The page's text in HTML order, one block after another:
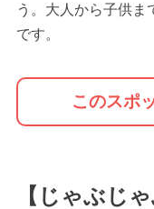
う。大人から子供ま
です。
このスポ
【じゃぶじ